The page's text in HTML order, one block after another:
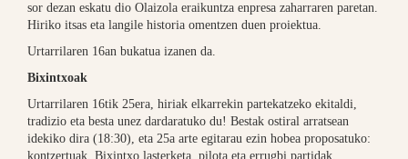
sor dezan eskatu dio Olaizola eraikuntza enpresa zaharraren paretan.
Hiriko itsas eta langile historia omentzen duen proiektua.
Urtarrilaren 16an bukatua izanen da.
Bixintxoak
Urtarrilaren 16tik 25era, hiriak elkarrekin partekatzeko ekitaldi,
tradizio eta besta unez dardaratuko du! Bestak ostiral arratsean
idekiko dira (18:30), eta 25a arte egitarau ezin hobea proposatuko:
kontzertuak, Bixintxo lasterketa, pilota eta errugbi partidak,